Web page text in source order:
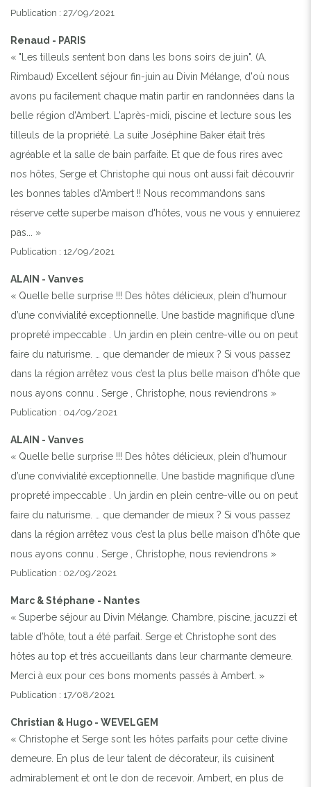
Publication : 27/09/2021
Renaud - PARIS
« "Les tilleuls sentent bon dans les bons soirs de juin". (A.
Rimbaud) Excellent séjour fin-juin au Divin Mélange, d'où nous
avons pu facilement chaque matin partir en randonnées dans la
belle région d'Ambert. L'après-midi, piscine et lecture sous les
tilleuls de la propriété. La suite Joséphine Baker était très
agréable et la salle de bain parfaite. Et que de fous rires avec
nos hôtes, Serge et Christophe qui nous ont aussi fait découvrir
les bonnes tables d'Ambert !! Nous recommandons sans
réserve cette superbe maison d'hôtes, vous ne vous y ennuierez
pas... »
Publication : 12/09/2021
ALAIN - Vanves
« Quelle belle surprise !!! Des hôtes délicieux, plein d’humour
d’une convivialité exceptionnelle. Une bastide magnifique d’une
propreté impeccable . Un jardin en plein centre-ville ou on peut
faire du naturisme. … que demander de mieux ? Si vous passez
dans la région arrêtez vous c’est la plus belle maison d’hôte que
nous ayons connu . Serge , Christophe, nous reviendrons »
Publication : 04/09/2021
ALAIN - Vanves
« Quelle belle surprise !!! Des hôtes délicieux, plein d’humour
d’une convivialité exceptionnelle. Une bastide magnifique d’une
propreté impeccable . Un jardin en plein centre-ville ou on peut
faire du naturisme. … que demander de mieux ? Si vous passez
dans la région arrêtez vous c’est la plus belle maison d’hôte que
nous ayons connu . Serge , Christophe, nous reviendrons »
Publication : 02/09/2021
Marc & Stéphane - Nantes
« Superbe séjour au Divin Mélange. Chambre, piscine, jacuzzi et
table d’hôte, tout a été parfait. Serge et Christophe sont des
hôtes au top et très accueillants dans leur charmante demeure.
Merci à eux pour ces bons moments passés à Ambert. »
Publication : 17/08/2021
Christian & Hugo - WEVELGEM
« Christophe et Serge sont les hôtes parfaits pour cette divine
demeure. En plus de leur talent de décorateur, ils cuisinent
admirablement et ont le don de recevoir. Ambert, en plus de